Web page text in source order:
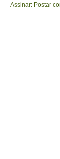
Assinar: Postar